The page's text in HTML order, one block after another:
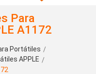
Para
A1172
Portátiles
APPLE